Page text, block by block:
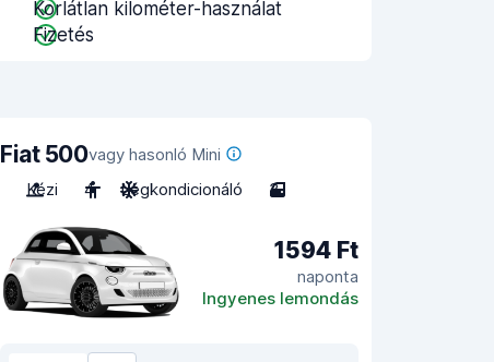
Korlátlan kilométer-használat
Fizetés
Fiat 500vagy hasonló Mini
Kézi
4 Légkondicionáló 3
1594 Ft
naponta
Ingyenes lemondás